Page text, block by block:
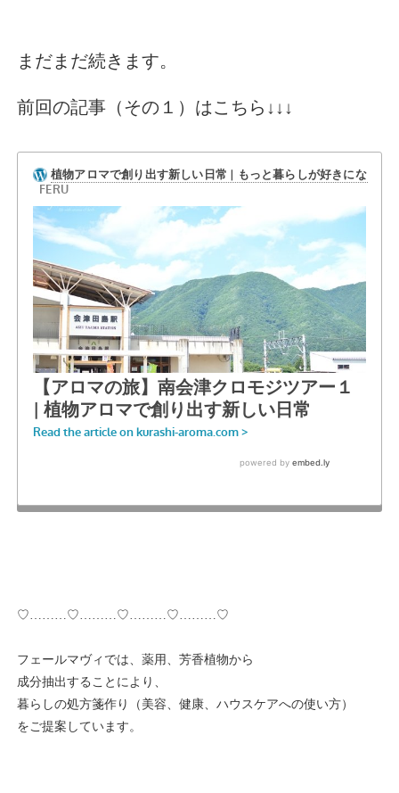
まだまだ続きます。
前回の記事（その１）はこちら↓↓↓
♡………♡………♡………♡………♡
フェールマヴィでは、薬用、芳香植物から
成分抽出することにより、
暮らしの処方箋作り（美容、健康、ハウスケアへの使い方）
をご提案しています。